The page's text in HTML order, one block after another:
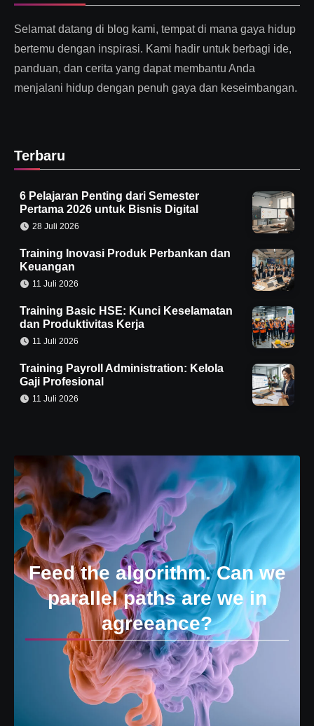
Selamat datang di blog kami, tempat di mana gaya hidup
bertemu dengan inspirasi. Kami hadir untuk berbagi ide,
panduan, dan cerita yang dapat membantu Anda
menjalani hidup dengan penuh gaya dan keseimbangan.
Terbaru
6 Pelajaran Penting dari Semester
Pertama 2026 untuk Bisnis Digital
28 Juli 2026
Training Inovasi Produk Perbankan dan
Keuangan
11 Juli 2026
Training Basic HSE: Kunci Keselamatan
dan Produktivitas Kerja
11 Juli 2026
Training Payroll Administration: Kelola
Gaji Profesional
11 Juli 2026
Feed the algorithm. Can we
parallel paths are we in
agreeance?